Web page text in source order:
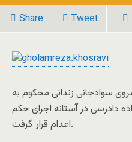
Share Tweet
سوادجانی زندانی محکوم به
دادرسی در آستانه اجرای حکم
اعدام قرار گرفت.